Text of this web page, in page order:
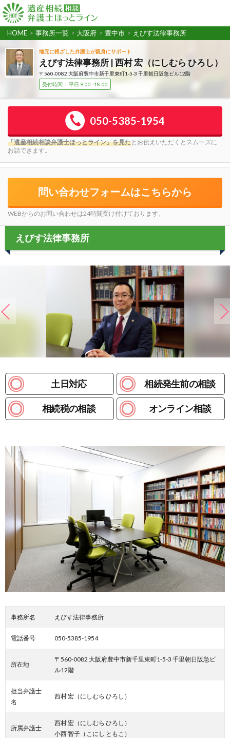
HOME > 事務所一覧 > 大阪府 > 豊中市 > えびす法律事務所
地元に根ざした弁護士が親身にサポート
えびす法律事務所 | 西村 宏（にしむら ひろし）
〒560-0082 大阪府豊中市新千里東町1-5-3 千里朝日阪急ビル12階
受付時間： 平日 9:00~18:00
050-5385-1954
「遺産相続相談弁護士ほっとライン」を見たとお伝えいただくとスムーズに
お話できます。
問い合わせフォームはこちらから
WEBからのお問い合わせは24時間受け付けております。
えびす法律事務所
土日対応 相続発生前の相談
相続税の相談 オンライン相談
事務所名 えびす法律事務所
電話番号 050-5385-1954
所在地
〒560-0082 大阪府豊中市新千里東町1-5-3 千里朝日阪急ビ
ル12階
担当弁護士
名
西村 宏（にしむら ひろし）
所属弁護士
西村 宏（にしむら ひろし）
小西 智子（こにし ともこ）